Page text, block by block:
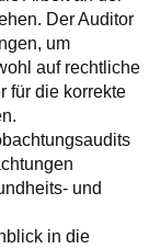
Der Auditor
um
auf rechtliche
für die korrekte
und
in die